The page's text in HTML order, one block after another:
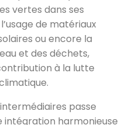
vertes dans ses
de matériaux
ou encore la
et des déchets,
à la lutte
passe
harmonieuse